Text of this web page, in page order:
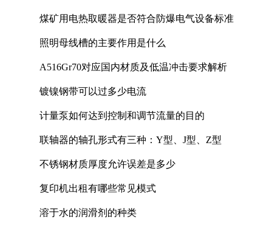
煤矿用电热取暖器是否符合防爆电气设备标准
照明母线槽的主要作用是什么
A516Gr70对应国内材质及低温冲击要求解析
镀镍钢带可以过多少电流
计量泵如何达到控制和调节流量的目的
联轴器的轴孔形式有三种：Y型、J型、Z型
不锈钢材质厚度允许误差是多少
复印机出租有哪些常见模式
溶于水的润滑剂的种类